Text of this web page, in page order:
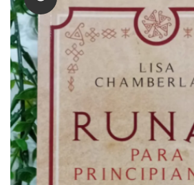
Para Estudios
Para Fertilidad y Bebés
Para La Salud
Para Limpieza De Malas
Energías
Para Protegerse Contra La
Envidia